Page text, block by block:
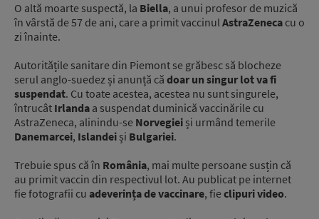
O altă moarte suspectă, la Biella, a unui profesor de muzică
în vârstă de 57 de ani, care a primit vaccinulAstraZeneca cu o
zi înainte.
Autoritățile sanitare din Piemont se grăbesc să blocheze
serul anglo-suedez și anunță că doar un singur lot va fi
suspendat. Cu toate acestea, acestea nu sunt singurele,
întrucât Irlanda a suspendat duminică vaccinările cu
AstraZeneca, alinindu-se Norvegiei și urmând temerile
Danemarcei, Islandei și Bulgariei.
Trebuie spus că în România, mai multe persoane susțin că
au primit vaccin din respectivul lot. Au publicat pe internet
fie fotografii cu adeverința de vaccinare, fieclipuri video.